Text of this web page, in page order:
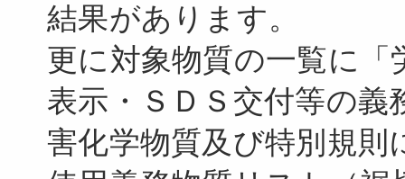
結果があります。
更に対象物質の一覧に
表示・ＳＤＳ交付等の義
害化学物質及び特別規則